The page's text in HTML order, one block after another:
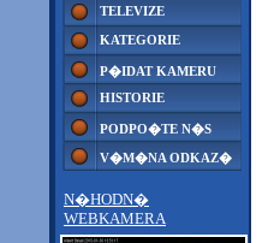
TELEVIZE
KATEGORIE
P�IDAT KAMERU
HISTORIE
PODPO�TE N�S
V�M�NA ODKAZ�
N�HODN�
WEBKAMERA